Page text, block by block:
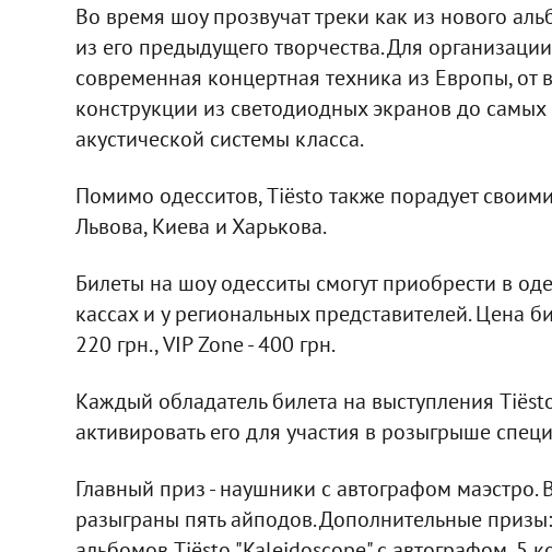
Во время шоу прозвучат треки как из нового
из его предыдущего творчества. Для
современная концертная техника из Европы,
конструкции из светодиодных экранов до
акустической системы класса.
Помимо одесситов, Tiёsto также порадует
Львова, Киева и Харькова.
Билеты на шоу одесситы смогут приобрести в
кассах и у региональных представителей. Цена
220 грн., VIP Zone - 400 грн.
Каждый обладатель билета на выступления
активировать его для участия в розыгрыше
Главный приз - наушники с автографом маэстро.
разыграны пять айподов. Дополнительные